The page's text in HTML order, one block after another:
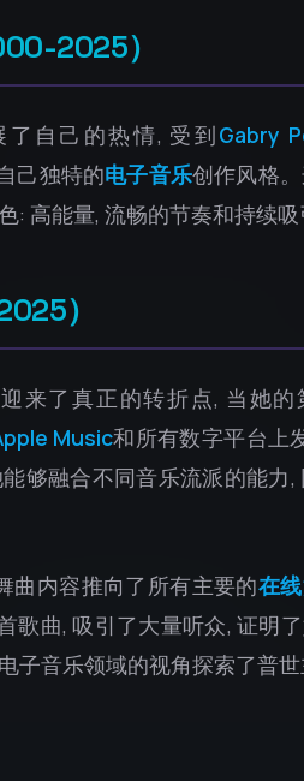
2025）
自己的热情, 受到Gabry
己独特的电子音乐创作风格
高能量, 流畅的节奏和持续吸
）
来了真正的转折点, 当她的
Music和所有数字平台上
够融合不同音乐流派的能力,
曲内容推向了所有主要的在
歌曲, 吸引了大量听众, 证明
子音乐领域的视角探索了普世